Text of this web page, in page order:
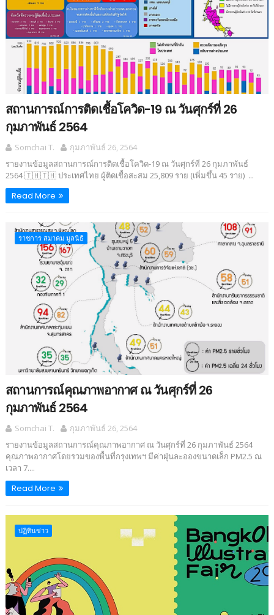
สถานการณ์การติดเชื้อโควิด-19 ณ วันศุกร์ที่ 26
กุมภาพันธ์ 2564
Somchai T.
กุมภาพันธ์ 26, 2564
รายงานข้อมูลสถานการณ์การติดเชื้อโควิด-19 ณ วันศุกร์ที่ 26 กุมภาพันธ์
2564 🇹🇭🇹🇭 ประเทศไทย ผู้ติดเชื้อสะสม 25,809 ราย (เพิ่มขึ้น 45 ราย) ...
Read More
ราชการ สมาคม มูลนิธิ
สถานการณ์คุณภาพอากาศ ณ วันศุกร์ที่ 26
กุมภาพันธ์ 2564
Somchai T.
กุมภาพันธ์ 26, 2564
รายงานข้อมูลสถานการณ์คุณภาพอากาศ ณ วันศุกร์ที่ 26 กุมภาพันธ์ 2564
คุณภาพอากาศโดยรวมของพื้นที่กรุงเทพฯ มีค่าฝุ่นละอองขนาดเล็ก PM2.5 ณ
เวลา 7....
Read More
ปฏิทินข่าว